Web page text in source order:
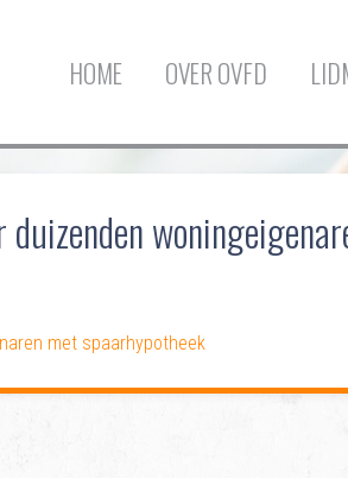
HOME OVER OVFD
met spaarhypotheek